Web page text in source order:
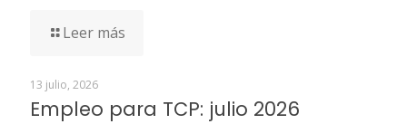
Leer más
13 julio, 2026
Empleo para TCP: julio 2026